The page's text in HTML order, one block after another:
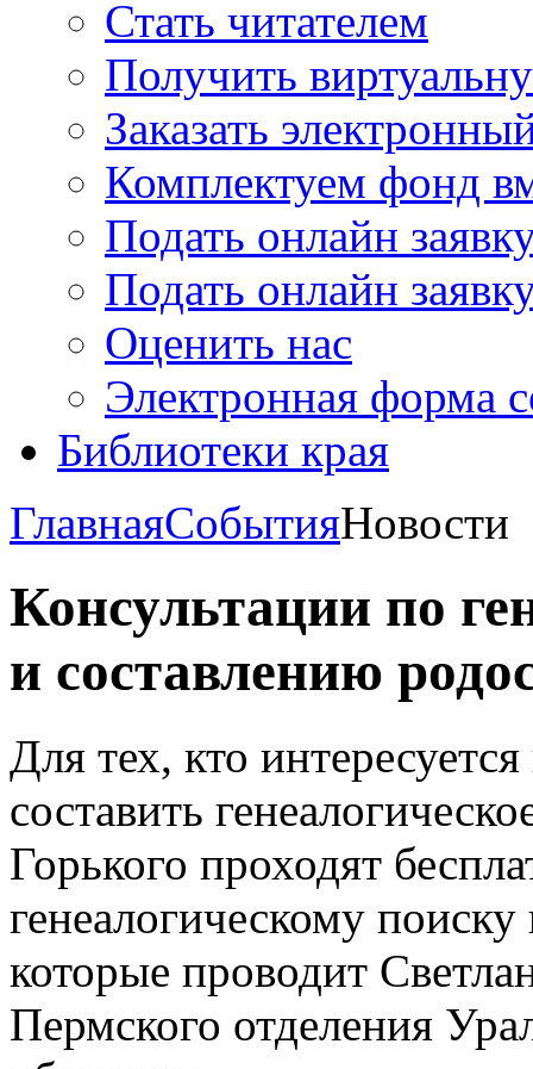
Стать читателем
Получить
Заказать
Комплектуем фонд
Подать онлайн
Подать онлайн
Оценить нас
Электронная форма
Библиотеки края
ГлавнаяСобытияНовости
Консультации по
и составлению
Для тех, кто
составить
Горького проходят
генеалогическому
которые проводит
Пермского отделения